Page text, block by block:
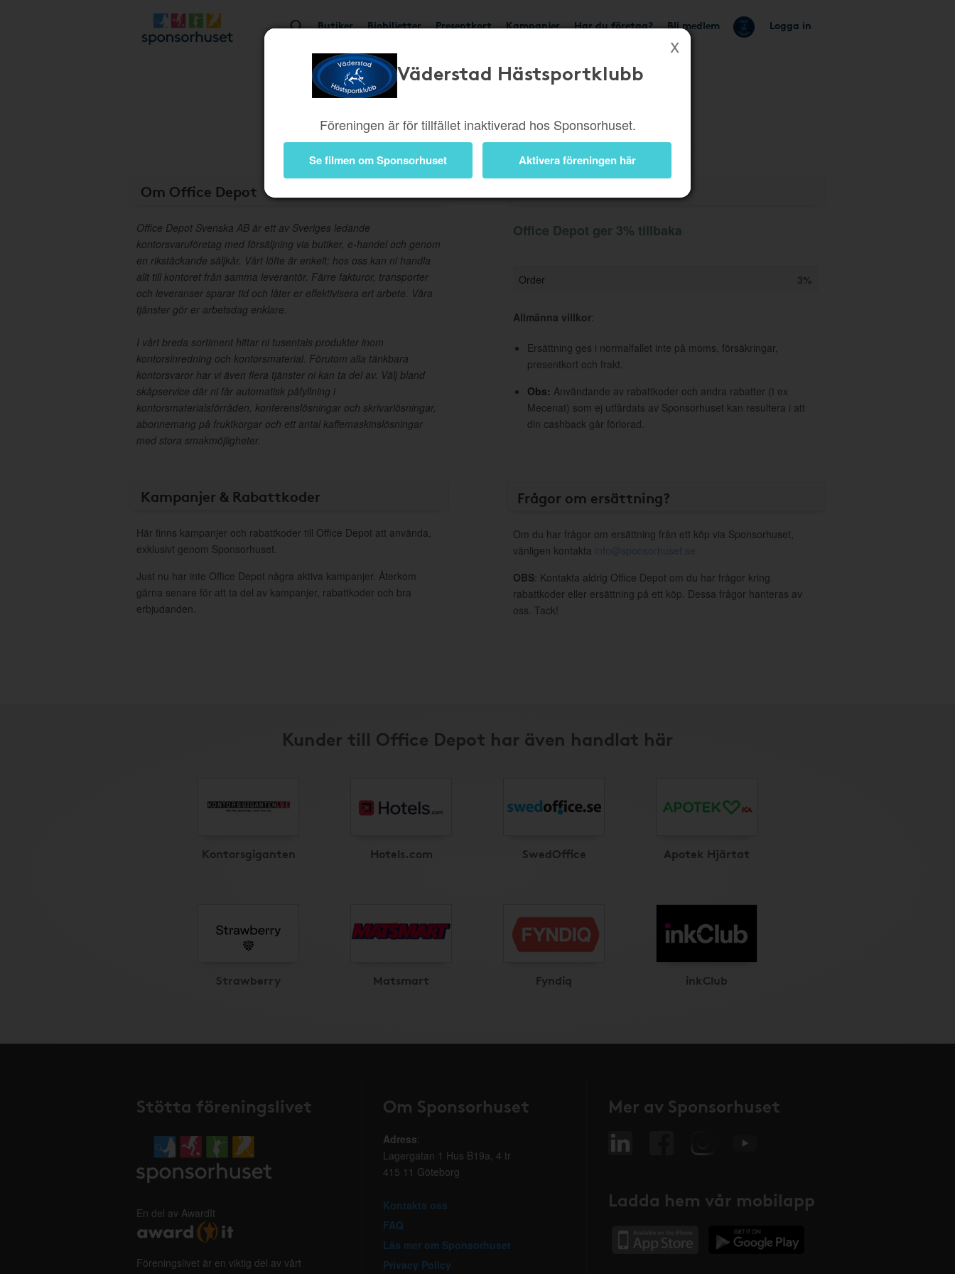
Butiker Biobiljetter Presentkort Kampanjer Har du företag? Bli medlem Logga in
Väderstad Hästsportklubb
Föreningen är för tillfället inaktiverad hos Sponsorhuset.
Se filmen om Sponsorhuset Aktivera föreningen här
Om Office Depot
Office Depot Svenska AB är ett av Sveriges ledande
kontorsvaruföretag med försäljning via butiker, e-handel och genom
en rikstäckande säljkår. Vårt löfte är enkelt; hos oss kan ni handla
allt till kontoret från samma leverantör. Färre fakturor, transporter
och leveranser sparar tid och låter er effektivisera ert arbete. Våra
tjänster gör er arbetsdag enklare.
I vårt breda sortiment hittar ni tusentals produkter inom
kontorsinredning och kontorsmaterial. Förutom alla tänkbara
kontorsvaror har vi även flera tjänster ni kan ta del av. Välj bland
skåpservice där ni får automatisk påfyllning i
kontorsmaterialsförråden, konferenslösningar och skrivarlösningar,
abonnemang på fruktkorgar och ett antal kaffemaskinslösningar
med stora smakmöjligheter.
Kampanjer & Rabattkoder
Här finns kampanjer och rabattkoder till Office Depot att använda,
exklusivt genom Sponsorhuset.
Just nu har inte Office Depot några aktiva kampanjer. Återkom
gärna senare för att ta del av kampanjer, rabattkoder och bra
erbjudanden.
Office Depot ger 3% tillbaka
Order 3%
Allmänna villkor:
Ersättning ges i normalfallet inte på moms, försäkringar,
presentkort och frakt.
Obs: Användande av rabattkoder och andra rabatter (t ex
Mecenat) som ej utfärdats av Sponsorhuset kan resultera i att
din cashback går förlorad.
Frågor om ersättning?
Om du har frågor om ersättning från ett köp via Sponsorhuset,
vänligen kontakta info@sponsorhuset.se
OBS: Kontakta aldrig Office Depot om du har frågor kring
rabattkoder eller ersättning på ett köp. Dessa frågor hanteras av
oss. Tack!
Kunder till Office Depot har även handlat här
Kontorsgiganten Hotels.com SwedOffice Apotek Hjärtat
Strawberry Matsmart Fyndiq inkClub
Stötta föreningslivet
En del av AwardIt
Föreningslivet är en viktig del av vårt
Om Sponsorhuset
Adress:
Lagergatan 1 Hus B19a, 4 tr
415 11 Göteborg
Kontakta oss
FAQ
Läs mer om Sponsorhuset
Privacy Policy
Mer av Sponsorhuset
Ladda hem vår mobilapp